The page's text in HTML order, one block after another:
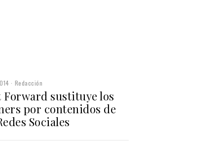
Redacción
Forward sustituye los
por contenidos de
Sociales